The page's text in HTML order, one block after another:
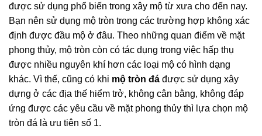
được sử dụng phổ biến trong xây mộ từ xưa cho đến nay.
Bạn nên sử dụng mộ tròn trong các trường hợp không xác
định được đầu mộ ở đâu. Theo những quan điểm về mặt
phong thủy, mộ tròn còn có tác dụng trong việc hấp thụ
được nhiều nguyên khí hơn các loại mộ có hình dạng
khác. Vì thế, cũng có khi mộ tròn đá được sử dụng xây
dựng ở các địa thế hiểm trở, không cân bằng, không đáp
ứng được các yêu cầu về mặt phong thủy thì lựa chọn mộ
tròn đá là ưu tiên số 1.